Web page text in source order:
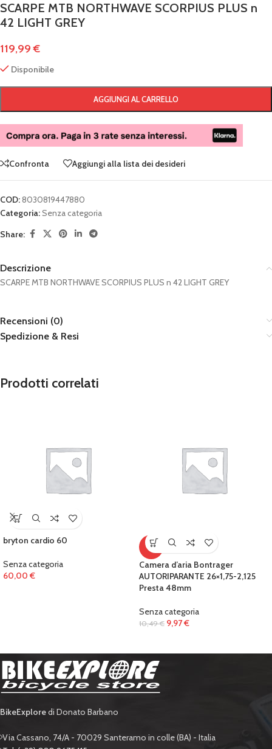
SCARPE MTB NORTHWAVE SCORPIUS PLUS n
42 LIGHT GREY
119,99€
Disponibile
AGGIUNGI AL CARRELLO
Confronta Aggiungi alla lista dei desideri
COD:8030819447880
Categoria:Senza categoria
Share:
Descrizione
SCARPE MTB NORTHWAVE SCORPIUS PLUS n 42 LIGHT GREY
Recensioni (0)
Spedizione & Resi
Prodotti correlati
bryton cardio 60
Senza categoria
60,00 €
-5%
Camera d’aria Bontrager
AUTORIPARANTE 26×1,75-2,125
Presta 48mm
Senza categoria
10,49€ 9,97€
BikeExploredi Donato Barbano
Via Cassano, 74/A - 70029 Santeramo in colle (BA) - Italia